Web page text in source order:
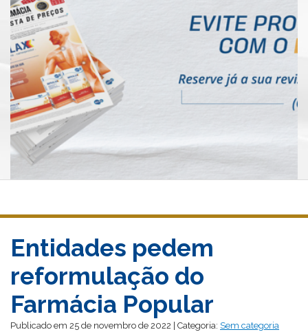
Entidades pedem
reformulação do
Farmácia Popular
Publicado em 25 de novembro de 2022 | Categoria: Sem categoria